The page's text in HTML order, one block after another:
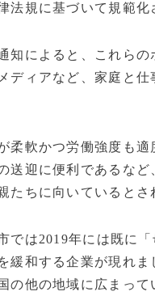
法規に基づいて規範化
によると、これら
ディアなど、家庭と
軟かつ労働強度も適
送迎に便利であるな
たちに向いているとさ
は2019年には既に
緩和する企業が現れ
の他の地域に広まっ